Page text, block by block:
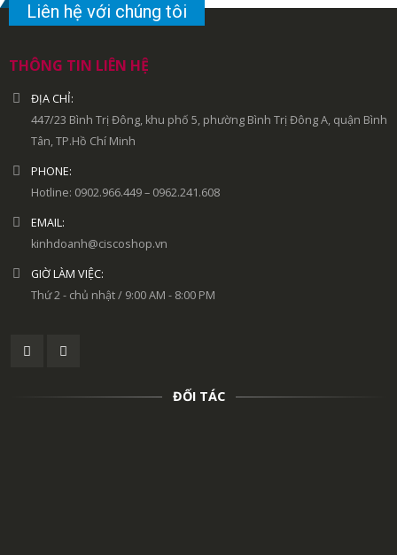
Liên hệ với chúng tôi
THÔNG TIN LIÊN HỆ
ĐỊA CHỈ:
447/23 Bình Trị Đông, khu phố 5, phường Bình Trị Đông A, quận Bình
Tân, TP.Hồ Chí Minh
PHONE:
Hotline: 0902.966.449 – 0962.241.608
EMAIL:
kinhdoanh@ciscoshop.vn
GIỜ LÀM VIỆC:
Thứ 2 - chủ nhật / 9:00 AM - 8:00 PM
ĐỐI TÁC